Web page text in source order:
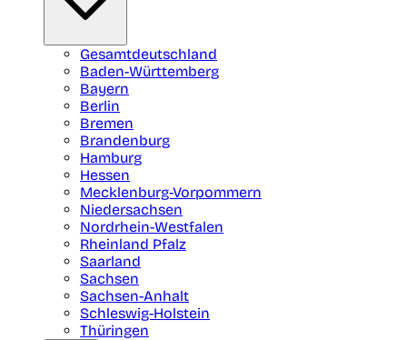
Gesamtdeutschland
Baden-Württemberg
Bayern
Berlin
Bremen
Brandenburg
Hamburg
Hessen
Mecklenburg-Vorpommern
Niedersachsen
Nordrhein-Westfalen
Rheinland Pfalz
Saarland
Sachsen
Sachsen-Anhalt
Schleswig-Holstein
Thüringen